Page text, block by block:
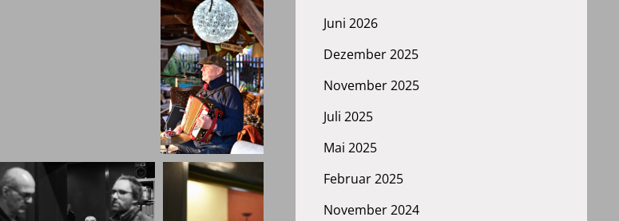
Juni 2026
Dezember 2025
November 2025
Juli 2025
Mai 2025
Februar 2025
November 2024